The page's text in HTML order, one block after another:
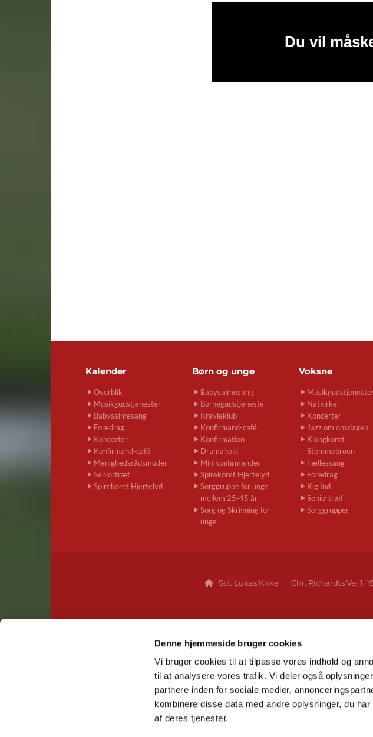
Denne hjemmeside bruger cookies
Vi bruger cookies til at tilpasse vores indhold og
til at analysere vores trafik. Vi deler også
partnere inden for sociale medier,
kombinere disse data med andre oplysninger, du
af deres tjenester.
Du vil
Kalender
Overblik
Musikgudstjenester
Babysalmesang
Foredrag
Koncerter
Konfirmand-café
Menighedsrådsmøder
Seniortræf
Spirekoret Hjertelyd
Børn og unge
Babysalmesang
Børnegudstjeneste
Kravleklub
Konfirmand-café
Konfirmation
Dramahold
Minikonfirmander
Spirekoret Hjertelyd
Sorggruppe for unge
mellem 25-45 år
Sorg og Skrivning for
unge
Voksne
Natkirke
Koncerter
Jazz om onsdagen
Klangkoret
Stemmebroen
Fællessang
Foredrag
Kig Ind
Seniortræf
Sorggrupper
Sct. Lukas Kirke · Chr. Richardts Vej 1,